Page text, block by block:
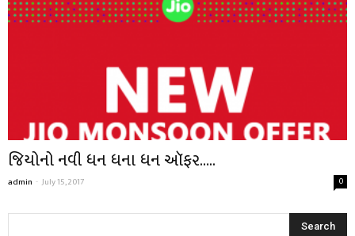
જિયોનો નવી ધન ધના ધન ઑફર…..
admin - July 15, 2017 0